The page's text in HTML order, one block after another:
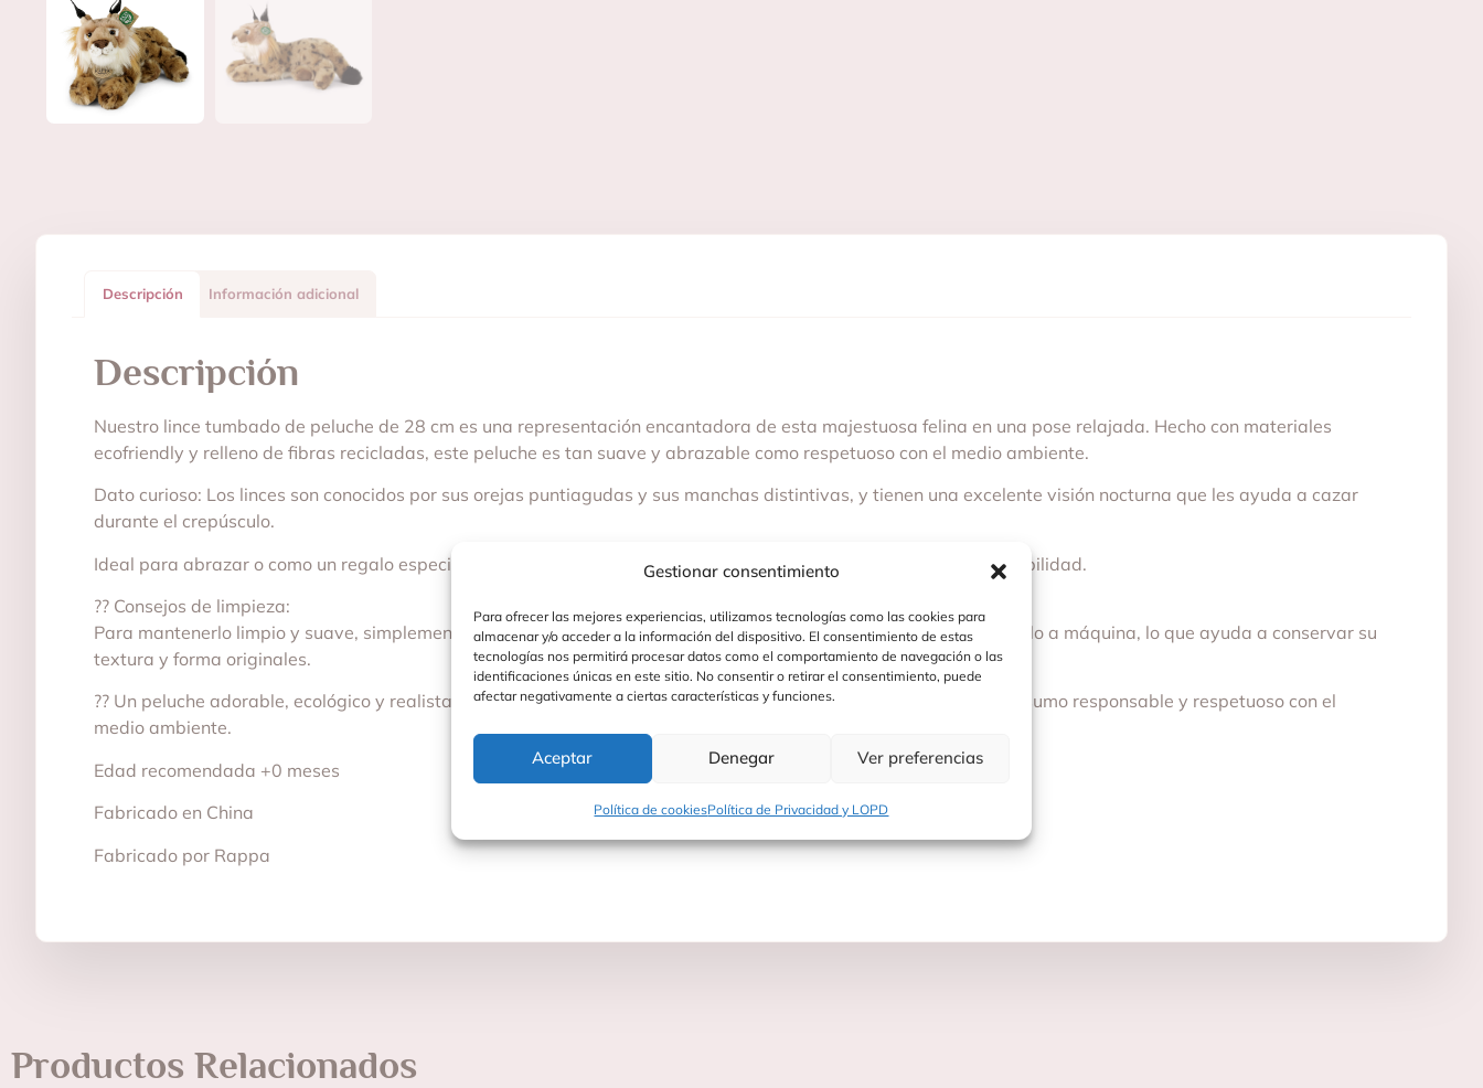
Gestionar consentimiento
Para ofrecer las mejores experiencias, utilizamos tecnologías como las cookies para
almacenar y/o acceder a la información del dispositivo. El consentimiento de estas
tecnologías nos permitirá procesar datos como el comportamiento de navegación o las
identificaciones únicas en este sitio. No consentir o retirar el consentimiento, puede
afectar negativamente a ciertas características y funciones.
Aceptar Denegar Ver preferencias
Política de cookiesPolítica de Privacidad y LOPD
Descripción Información adicional
Descripción
Nuestro lince tumbado de peluche de 28 cm es una representación encantadora de esta majestuosa felina en una pose relajada. Hecho con materiales
ecofriendly y relleno de fibras recicladas, este peluche es tan suave y abrazable como respetuoso con el medio ambiente.
Dato curioso: Los linces son conocidos por sus orejas puntiagudas y sus manchas distintivas, y tienen una excelente visión nocturna que les ayuda a cazar
durante el crepúsculo.
Ideal para abrazar o como un regalo especial, este peluche combina ternura y un firme compromiso con la sostenibilidad.
?? Consejos de limpieza:
Para mantenerlo limpio y suave, simplemente limpiar con un paño húmedo mojado en agua. No es necesario lavarlo a máquina, lo que ayuda a conservar su
textura y forma originales.
?? Un peluche adorable, ecológico y realista, perfecto para abrazar, jugar y coleccionar mientras fomentas un consumo responsable y respetuoso con el
medio ambiente.
Edad recomendada +0 meses
Fabricado en China
Fabricado por Rappa
Productos Relacionados